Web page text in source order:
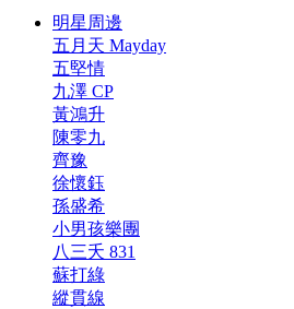
明星周邊
五月天 Mayday
五堅情
九澤 CP
黃鴻升
陳零九
齊豫
徐懷鈺
孫盛希
小男孩樂團
八三夭 831
蘇打綠
縱貫線